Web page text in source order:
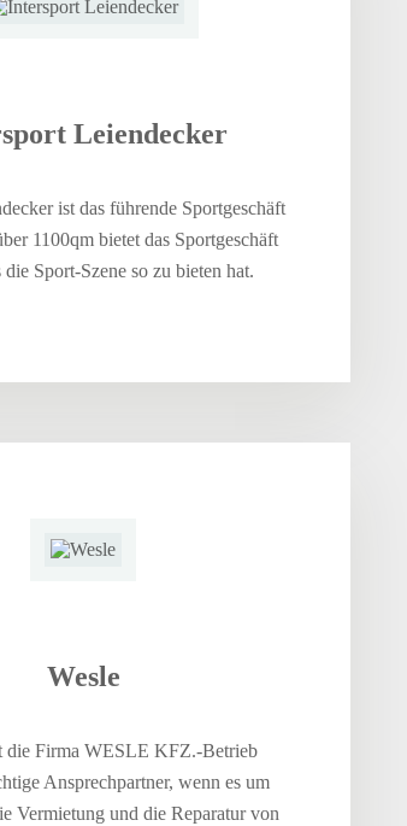
Leiendecker
ist das führende Sportgeschäft
1100qm bietet das Sportgeschäft
die Sport-Szene so zu bieten hat.
Wesle
die Firma WESLE KFZ.-Betrieb
Ansprechpartner, wenn es um
Vermietung und die Reparatur von